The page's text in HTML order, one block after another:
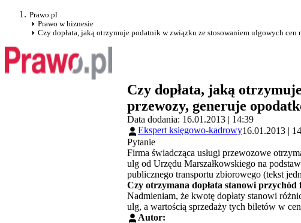
Prawo.pl
Prawo w biznesie
Czy dopłata, jaką otrzymuje podatnik w związku ze stosowaniem ulgowych
Czy dopłata, jaką
przewozy, generuje
Data dodania: 16.01.2013 | 14:39
Ekspert księgowo-kadrowy16.01.2013 |
Pytanie
Firma świadcząca usługi przewozowe
ulg od Urzędu Marszałkowskiego na
publicznego transportu zbiorowego (tekst
Czy otrzymana dopłata stanowi
Nadmieniam, że kwotę dopłaty stanowi
ulg, a wartością sprzedaży tych biletów w
Autor: